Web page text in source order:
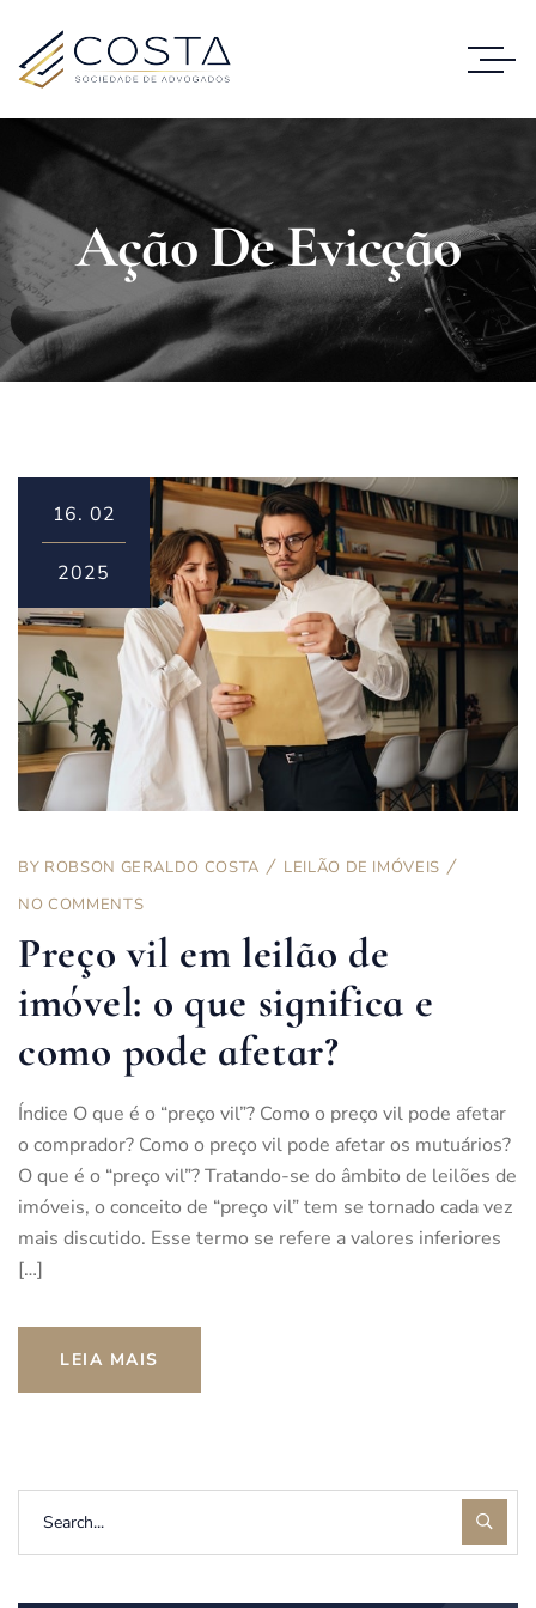
Ação De Evicção
16. 02
2025
BY ROBSON GERALDO COSTA
LEILÃO DE IMÓVEIS
NO COMMENTS
Preço vil em leilão de
imóvel: o que significa e
como pode afetar?
Índice O que é o “preço vil”? Como o preço vil pode afetar
o comprador? Como o preço vil pode afetar os mutuários?
O que é o “preço vil”? Tratando-se do âmbito de leilões de
imóveis, o conceito de “preço vil” tem se tornado cada vez
mais discutido. Esse termo se refere a valores inferiores
[…]
LEIA MAIS